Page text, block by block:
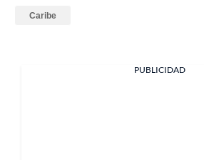
Caribe
PUBLICIDAD